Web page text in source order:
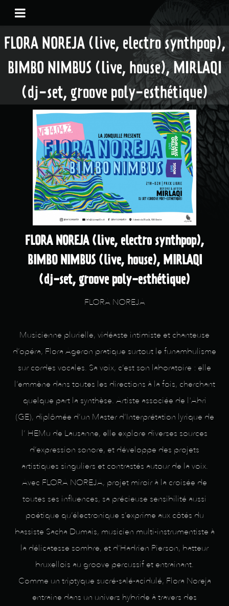
FLORA NOREJA (live, electro synthpop),
BIMBO NIMBUS (live, house), MIRLAQI
(dj-set, groove poly-esthétique)
FLORA NOREJA (live, electro synthpop),
BIMBO NIMBUS (live, house), MIRLAQI
(dj-set, groove poly-esthétique)
FLORA NOREJA
Musicienne plurielle, vidéaste intimiste et chanteuse
d’opéra, Flora Ageron pratique surtout le funambulisme
sur cordes vocales. Sa voix, c’est son laboratoire : elle
l’emmène dans toutes les directions à la fois, cherchant
quelque part la synthèse. Artiste associée de l'Abri
(GE), diplômée d’un Master d’Interprétation lyrique de
l’ HEMu de Lausanne, elle explore diverses sources
d’expression sonore, et développe des projets
artistiques singuliers et contrastés autour de la voix.
Avec FLORA NOREJA, projet miroir à la croisée de
toutes ses influences, sa précieuse sensibilité aussi
poétique qu’électronique s’exprime aux côtés du
bassiste Sacha Dumais, musicien multi-instrumentiste à
la délicatesse sombre, et d’Hadrien Pierson, batteur
bruxellois au groove percussif et entrainant.
Comme un triptyque sucré-salé-acidulé, Flora Noreja
entraine dans un univers hybride à travers des